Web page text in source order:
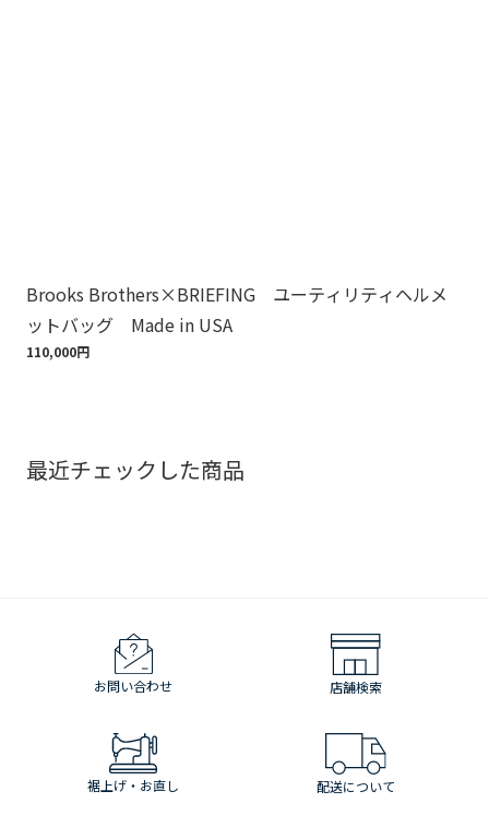
Brooks Brothers×BRIEFING ユーティリティヘルメ
ットバッグ Made in USA
110,000円
最近チェックした商品
お問い合わせ 店舗検索
裾上げ・お直し 配送について